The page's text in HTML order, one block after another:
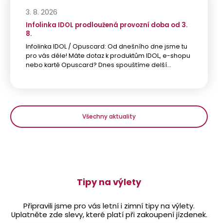
3. 8. 2026
Infolinka IDOL prodloužená provozní doba od 3.
8.
Infolinka IDOL / Opuscard: Od dnešního dne jsme tu
pro vás déle! Máte dotaz k produktům IDOL, e-shopu
nebo kartě Opuscard? Dnes spouštíme delší…
Všechny aktuality
Tipy na výlety
Připravili jsme pro vás letní i zimní tipy na výlety.
Uplatněte zde slevy, které platí při zakoupení jízdenek.